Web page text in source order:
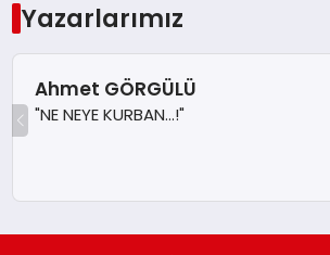
Yazarlarımız
Ahmet GÖRGÜLÜ
"NE NEYE KURBAN...!"